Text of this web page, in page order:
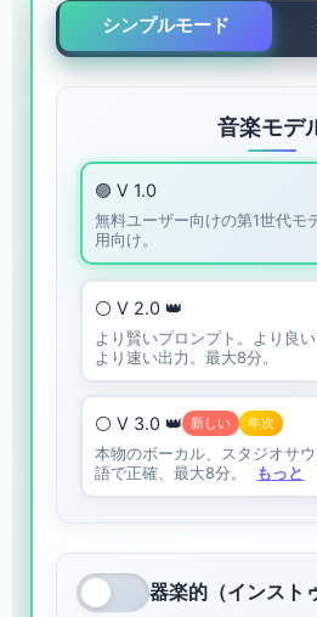
シンプルモード
音楽モデ
🟣 V 1.0
無料ユーザー向けの第1世代モ
用向け。
⚪ V 2.0 👑
より賢いプロンプト。より良い
より速い出力。最大8分。
⚪ V 3.0 👑 新しい 年次
本物のボーカル、スタジオサ
語で正確、最大8分。
もっと
器楽的（インスト